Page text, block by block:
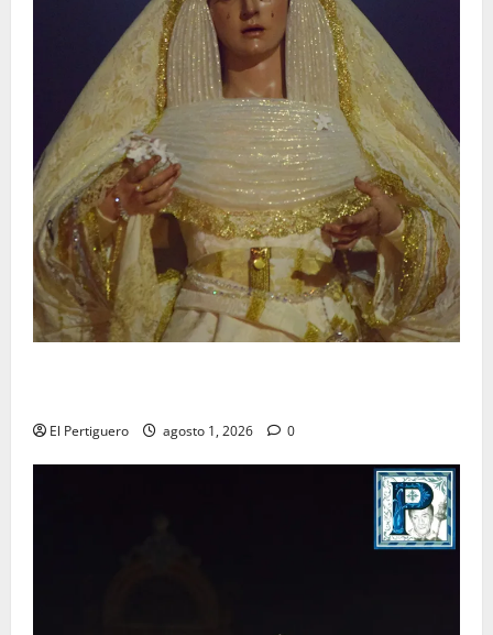
El Pertiguero agosto 1, 2026 0